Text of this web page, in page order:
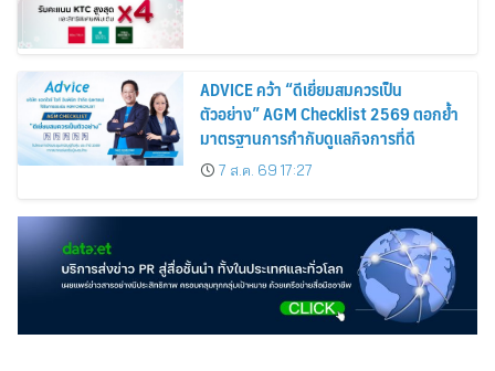
ADVICE คว้า “ดีเยี่ยมสมควรเป็น
ตัวอย่าง” AGM Checklist 2569 ตอกย้ำ
มาตรฐานการกำกับดูแลกิจการที่ดี
7 ส.ค. 69 17:27